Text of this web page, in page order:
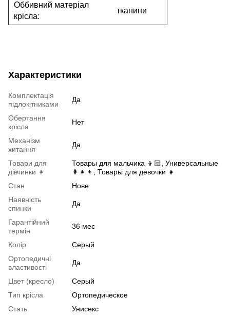
Оббивний матеріал
крісла:
тканини
Характеристики
Комплектація
підлокітниками
Да
Обертання
крісла
Нет
Механізм
хитання
Да
Товари для
дівчинки 👧
Товары для мальчика 👦🏻, Универсальные
👩👧👦, Товары для девочки 👧
Стан
Нове
Наявність
спинки
Да
Гарантійний
термін
36 мес
Колір
Серый
Ортопедичні
властивості
Да
Цвет (кресло)
Серый
Тип крісла
Ортопедическое
Стать
Унисекс